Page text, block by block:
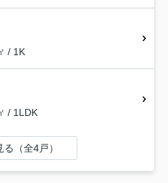
/ 1K
/ 1LDK
（全4戸）